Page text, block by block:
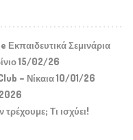
Σεμινάρια
15/02/26
– Νίκαια 10/01/26
Τι ισχύει!